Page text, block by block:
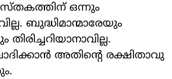
ഒന്നും
ബുദ്ധിമാന്മാരേയും
അതിന്റെ രക്ഷിതാവു